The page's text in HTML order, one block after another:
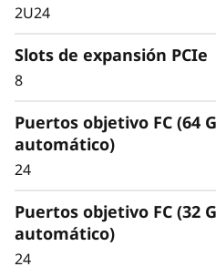
2U24
Slots de expansión PCIe
8
Puertos objetivo FC (64
automático)
24
Puertos objetivo FC (32
automático)
24